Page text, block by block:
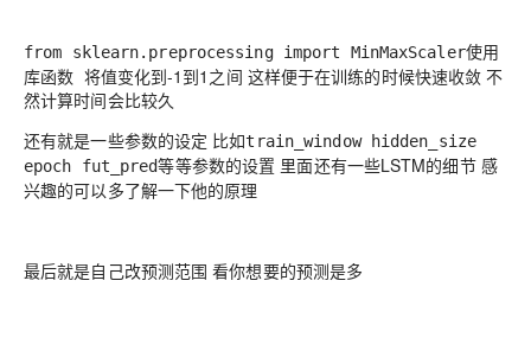
from sklearn.preprocessing import MinMaxScaler使用
库函数 将值变化到-1到1之间 这样便于在训练的时候快速收敛 不
然计算时间会比较久
还有就是一些参数的设定 比如train_window hidden_size
epoch fut_pred等等参数的设置 里面还有一些LSTM的细节 感
兴趣的可以多了解一下他的原理
最后就是自己改预测范围 看你想要的预测是多